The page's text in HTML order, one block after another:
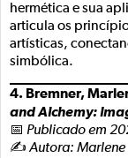
hermética e sua
articula os
artísticas,
simbólica.
4. Bremner,
and Alchemy:
📅 Publicado em
✍️ Autora: Marlene